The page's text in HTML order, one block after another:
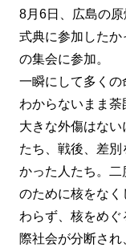
8月6日、広島の
式典に参加した
の集会に参加。
一瞬にして多くの
わからないまま
大きな外傷はない
たち、戦後、差
かった人たち。
のために核をな
わらず、核をめ
際社会が分断さ